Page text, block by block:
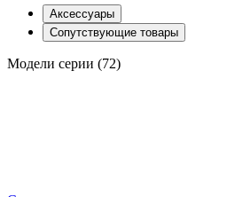
Аксессуары
Сопутствующие товары
Модели серии (72)